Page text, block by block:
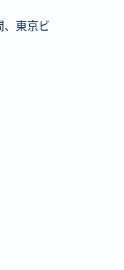
、東京ビ